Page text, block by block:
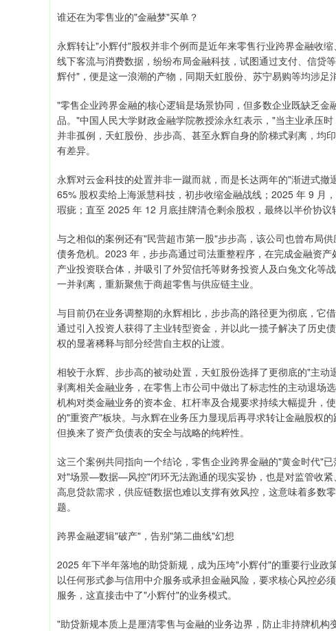
谁还在为零售业的"金融梦"买单？
永辉转让"小辉付"股权并非个例而是近年来零售行业跨界金融收
线下客流与消费数据，纷纷布局金融科技，试图通过支付、信贷
辉付"，便是这一浪潮的产物，同期天虹股份、苏宁易购等均涉足
"零售企业跨界金融的核心逻辑是场景协同，但多数企业既缺乏
品。"中国人民大学财政金融学院教授涂永红表示，"当主业承压
并非孤例，天虹股份、步步高、甚至永辉自身的阶梯式剥离，均
有差异。
永辉对云金科技的处置并非一蹴而就，而是长达两年的"渐进式
65% 股权卖给上海派慧科技，初步收缩金融战线；2025 年 9 月
瑕疵；直至 2025 年 12 月底挂牌清仓剩余股权，最终以半价协议
与之相似的案例还有"民营超市第一股"步步高，该公司也曾布局
债务危机。2023 年，步步高通过司法重整程序，在完成金融资
产业投资联合体，并吸引了外贸信托等财务投资人及白兔文化等
一并剥离，重新聚焦于商超零售与供应链主业。
与目前仍在业务调整期的永辉相比，步步高的路径更为彻底，它
通过引入投资人获得了主业转型资金，并以此一揽子解决了历史
权的显著稀释与部分经营自主权的让渡。
相较于永辉、步步高的被动处置，天虹股份选择了更彻底的"主
剥离相关金融业务，在零售上市公司中做出了标志性的主动退场
机构对类金融业务的资本金、杠杆率及合规要求持续大幅提升，
的"重资产"板块。与永辉在业务压力显现后再寻求转让金融股权
但换来了资产负债表的安全与战略的纯粹性。
这三个案例共同指向一个结论，零售企业跨界金融的"黄金时代"
对"场景—数据—风控"闭环无法跑通的现实妥协，也是对监管收
高息贷款需求，供应链数据也难以支撑有效风控，这意味着多数
题。
跨界金融逻辑"破产"，告别"第二曲线"幻想
2025 年下半年落地的助贷新规，成为压垮"小辉付"的重要行业政
以任何形式参与信用中介服务或承担金融风险，要求核心风控必
服务，这直接击中了"小辉付"的业务模式。
"助贷新规本质上是厘清零售与金融的业务边界，防止非持牌机